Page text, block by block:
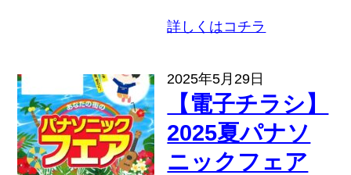
詳しくはコチラ
2025年5月29日
【電子チラシ】
2025夏パナソ
ニックフェア